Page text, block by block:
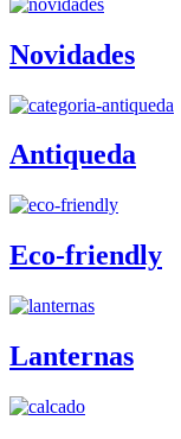
Novidades
Antiqueda
Eco-friendly
Lanternas